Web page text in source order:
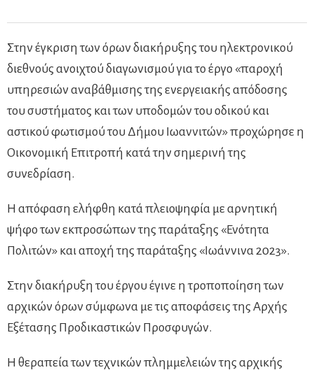
Στην έγκριση των όρων διακήρυξης του ηλεκτρονικού
διεθνούς ανοιχτού διαγωνισμού για το έργο «παροχή
υπηρεσιών αναβάθμισης της ενεργειακής απόδοσης
του συστήματος και των υποδομών του οδικού και
αστικού φωτισμού του Δήμου Ιωαννιτών» προχώρησε η
Οικονομική Επιτροπή κατά την σημερινή της
συνεδρίαση.
Η απόφαση ελήφθη κατά πλειοψηφία με αρνητική
ψήφο των εκπροσώπων της παράταξης «Ενότητα
Πολιτών» και αποχή της παράταξης «Ιωάννινα 2023».
Στην διακήρυξη του έργου έγινε η τροποποίηση των
αρχικών όρων σύμφωνα με τις αποφάσεις της Αρχής
Εξέτασης Προδικαστικών Προσφυγών.
Η θεραπεία των τεχνικών πλημμελειών της αρχικής